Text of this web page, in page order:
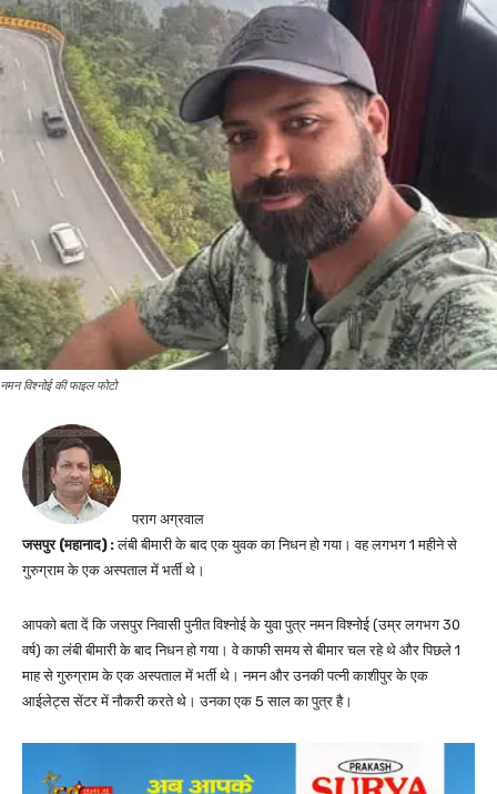
नमन विश्नोई की फाइल फोटो
पराग अग्रवाल
जसपुर (महानाद) :लंबी बीमारी के बाद एक युवक का निधन हो गया। वह लगभग 1 महीने से
गुरुग्राम के एक अस्पताल में भर्ती थे।
आपको बता दें कि जसपुर निवासी पुनीत विश्नोई के युवा पुत्र नमन विश्नोई (उम्र लगभग 30
वर्ष) का लंबी बीमारी के बाद निधन हो गया। वे काफी समय से बीमार चल रहे थे और पिछले 1
माह से गुरुग्राम के एक अस्पताल में भर्ती थे। नमन और उनकी पत्नी काशीपुर के एक
आईलेट्स सेंटर में नौकरी करते थे। उनका एक 5 साल का पुत्र है।